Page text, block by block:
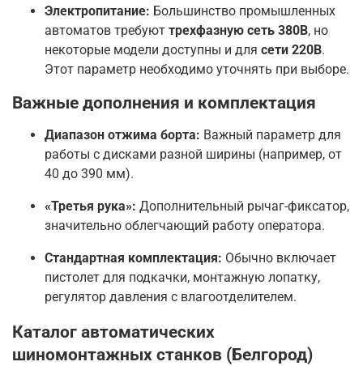
Электропитание: Большинство промышленных
автоматов требуют трехфазную сеть 380В, но
некоторые модели доступны и для сети 220В.
Этот параметр необходимо уточнять при выборе.
Важные дополнения и комплектация
Диапазон отжима борта: Важный параметр для
работы с дисками разной ширины (например, от
40 до 390 мм).
«Третья рука»: Дополнительный рычаг-фиксатор,
значительно облегчающий работу оператора.
Стандартная комплектация: Обычно включает
пистолет для подкачки, монтажную лопатку,
регулятор давления с влагоотделителем.
Каталог автоматических
шиномонтажных станков (Белгород)